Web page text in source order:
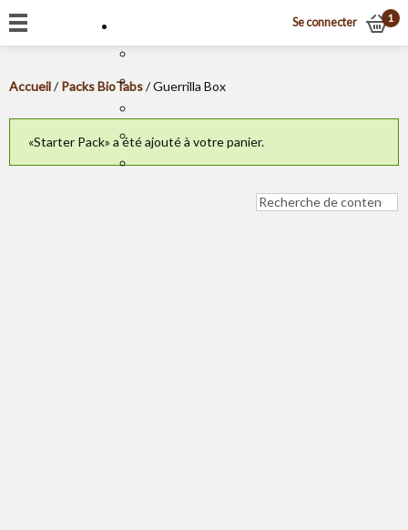
Se connecter 1
Accueil/Packs BioTabs/ Guerrilla Box
«Starter Pack» a été ajouté à votre panier.